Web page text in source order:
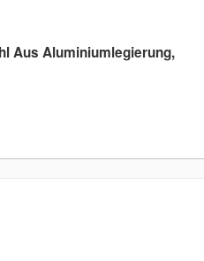
Aus Aluminiumlegierung,